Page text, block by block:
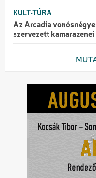
KULT-TÚRA
Az Arcadia
szervezett